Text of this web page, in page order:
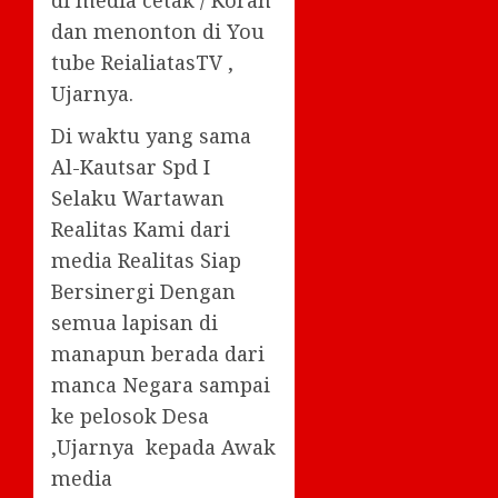
dan menonton di You
tube ReialiatasTV ,
Ujarnya.
Di waktu yang sama
Al-Kautsar Spd I
Selaku Wartawan
Realitas Kami dari
media Realitas Siap
Bersinergi Dengan
semua lapisan di
manapun berada dari
manca Negara sampai
ke pelosok Desa
,Ujarnya kepada Awak
media